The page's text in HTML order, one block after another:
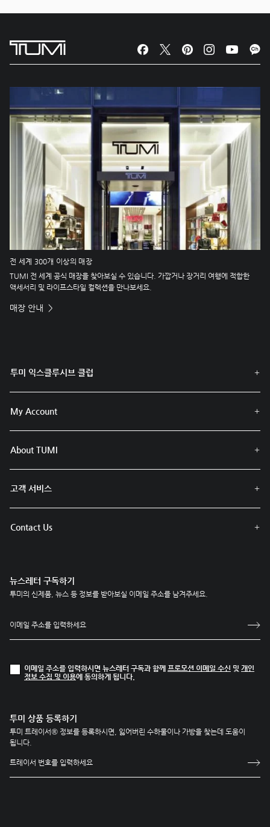
전 세계 300개 이상의 매장
TUMI 전 세계 공식 매장을 찾아보실 수 있습니다. 가깝거나 장거리 여행에 적합한
액세서리 및 라이프스타일 컬렉션을 만나보세요.
매장 안내
투미 익스클루시브 클럽
My Account
About TUMI
고객 서비스
Contact Us
뉴스레터 구독하기
투미의 신제품, 뉴스 등 정보를 받아보실 이메일 주소를 남겨주세요.
이메일 주소를 입력하시면 뉴스레터 구독과 함께 프로모션 이메일 수신 및 개인
정보 수집 및 이용에 동의하게 됩니다.
투미 상품 등록하기
투미 트레이서® 정보를 등록하시면, 잃어버린 수하물이나 가방을 찾는데 도움이
됩니다.